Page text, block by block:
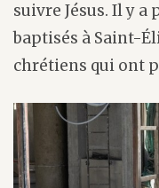
suivre Jésus. Il y a
baptisés à Saint-
chrétiens qui ont